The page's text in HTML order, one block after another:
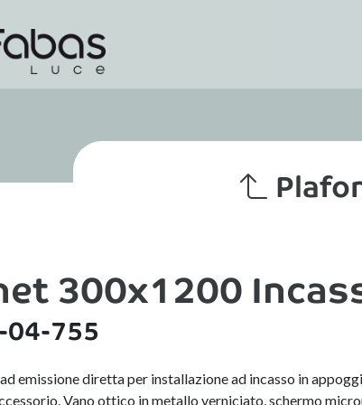
300x1200
04-755
emissione diretta per installazione ad incasso in
Vano ottico in metallo verniciato, schermo